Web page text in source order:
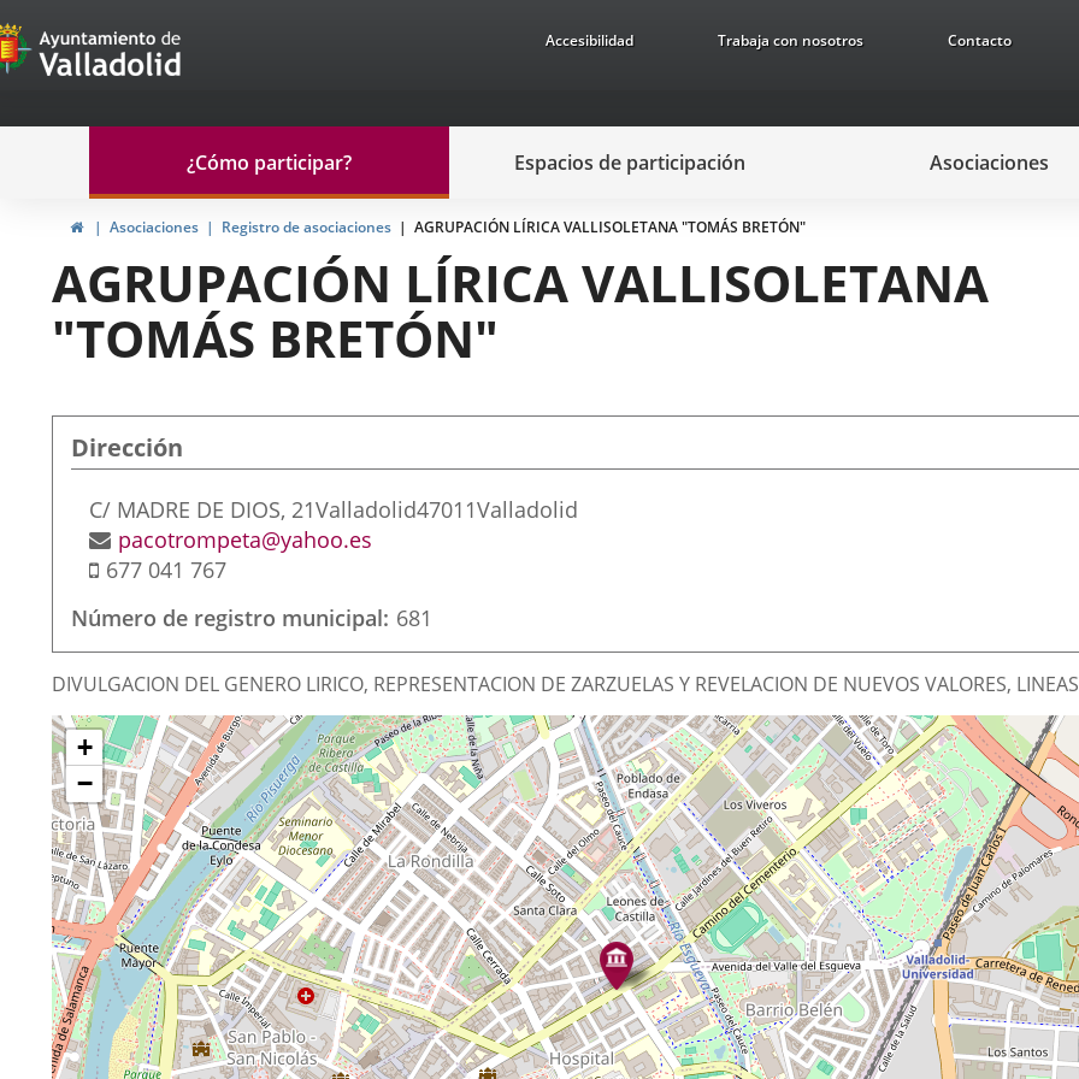
Portal
de
Participación
Accesibilidad Trabaja con nosotros Contacto
navegación
Participación
¿Cómo participar? Espacios de participación Asociaciones
HomeAsociaciones Registro de asociaciones AGRUPACIÓN LÍRICA VALLISOLETANA "TOMÁS BRETÓN"
AGRUPACIÓN LÍRICA VALLISOLETANA
"TOMÁS BRETÓN"
Dirección
Postal
address
C/ MADRE DE DIOS, 21Valladolid47011Valladolid
Email
pacotrompeta@yahoo.es
Mobile
677 041 767
Número de registro municipal 681
Finalidad
de
la
asociación
DIVULGACION DEL GENERO LIRICO, REPRESENTACION DE ZARZUELAS Y REVELACION DE NUEVOS VALORES,
¿Dónde
estamos?
Skip
map
+
−